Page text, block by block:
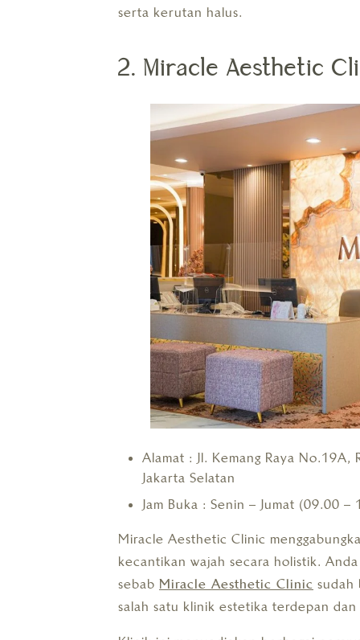
serta kerutan halus.
2. Miracle Aesthetic
Alamat : Jl. Kemang Raya No.19A,
Jakarta Selatan
Jam Buka : Senin – Jumat (09.00
Miracle Aesthetic Clinic
kecantikan wajah secara holistik.
sebab Miracle Aesthetic Clinic sudah
salah satu klinik estetika terdepan